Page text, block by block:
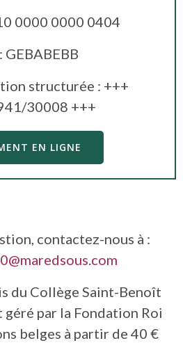
0000 0000 0404
GEBABEBB
structurée : +++
30008 +++
EN LIGNE
contactez-nous à :
du Collège Saint-Benoît
géré par la Fondation Roi
belges à partir de 40 €